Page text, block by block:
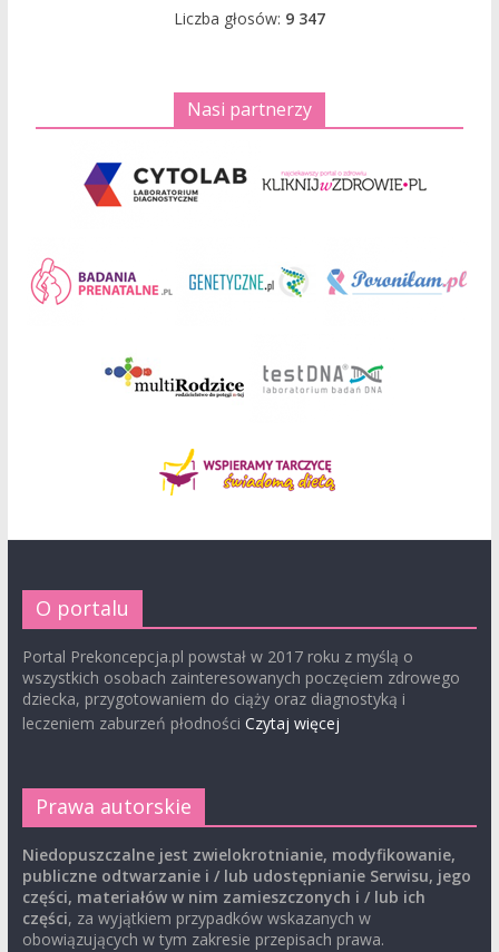
Liczba głosów: 9 347
Nasi partnerzy
O portalu
Portal Prekoncepcja.pl powstał w 2017 roku z myślą o
wszystkich osobach zainteresowanych poczęciem zdrowego
dziecka, przygotowaniem do ciąży oraz diagnostyką i
leczeniem zaburzeń płodności Czytaj więcej
Prawa autorskie
Niedopuszczalne jest zwielokrotnianie, modyfikowanie,
publiczne odtwarzanie i / lub udostępnianie Serwisu, jego
części, materiałów w nim zamieszczonych i / lub ich
części, za wyjątkiem przypadków wskazanych w
obowiązujących w tym zakresie przepisach prawa.